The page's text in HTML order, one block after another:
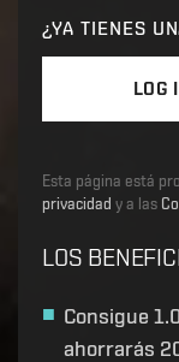
¿YA TIENES
LOG
Esta página está
privacidad y a las
LOS
Consigue
ahorrarás